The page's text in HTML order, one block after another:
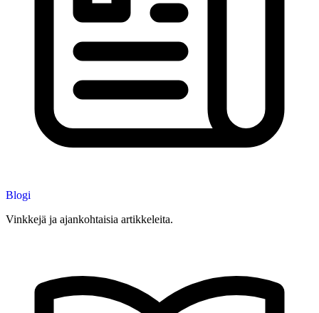
Blogi
Vinkkejä ja ajankohtaisia artikkeleita.